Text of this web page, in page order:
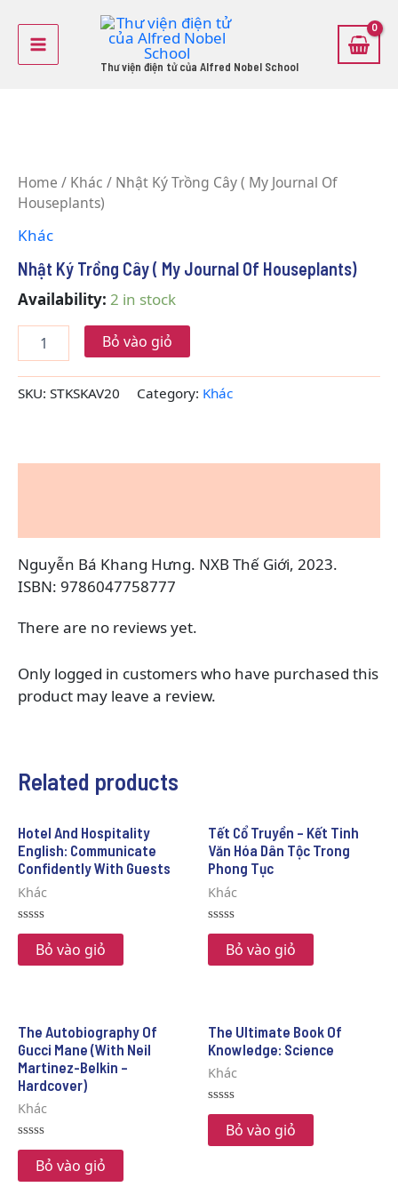
content
Main
Menu
Thư viện điện tử của Alfred Nobel School
Home / Khác / Nhật Ký Trồng Cây ( My Journal Of
Houseplants)
Khác
Nhật Ký Trồng Cây ( My Journal Of Houseplants)
Availability: 2 in stock
Trồng
Cây
My
Of
Houseplants)
quantity
Bỏ vào giỏ
SKU: STKSKAV20 Category: Khác
Nguyễn Bá Khang Hưng. NXB Thế Giới, 2023.
ISBN: 9786047758777
There are no reviews yet.
Only logged in customers who have purchased this
product may leave a review.
Related products
Hotel And Hospitality
English: Communicate
Confidently With Guests
Khác
Rated
of
Bỏ vào giỏ
Tết Cổ Truyền – Kết Tinh
Văn Hóa Dân Tộc Trong
Phong Tục
Khác
Rated
of
Bỏ vào giỏ
The Autobiography Of
Gucci Mane (With Neil
Martinez-Belkin –
Hardcover)
Khác
Rated
of
Bỏ vào giỏ
The Ultimate Book Of
Knowledge: Science
Khác
Rated
of
Bỏ vào giỏ